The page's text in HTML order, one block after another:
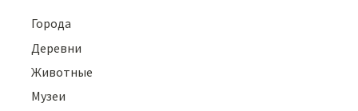
Города
Деревни
Животные
Музеи